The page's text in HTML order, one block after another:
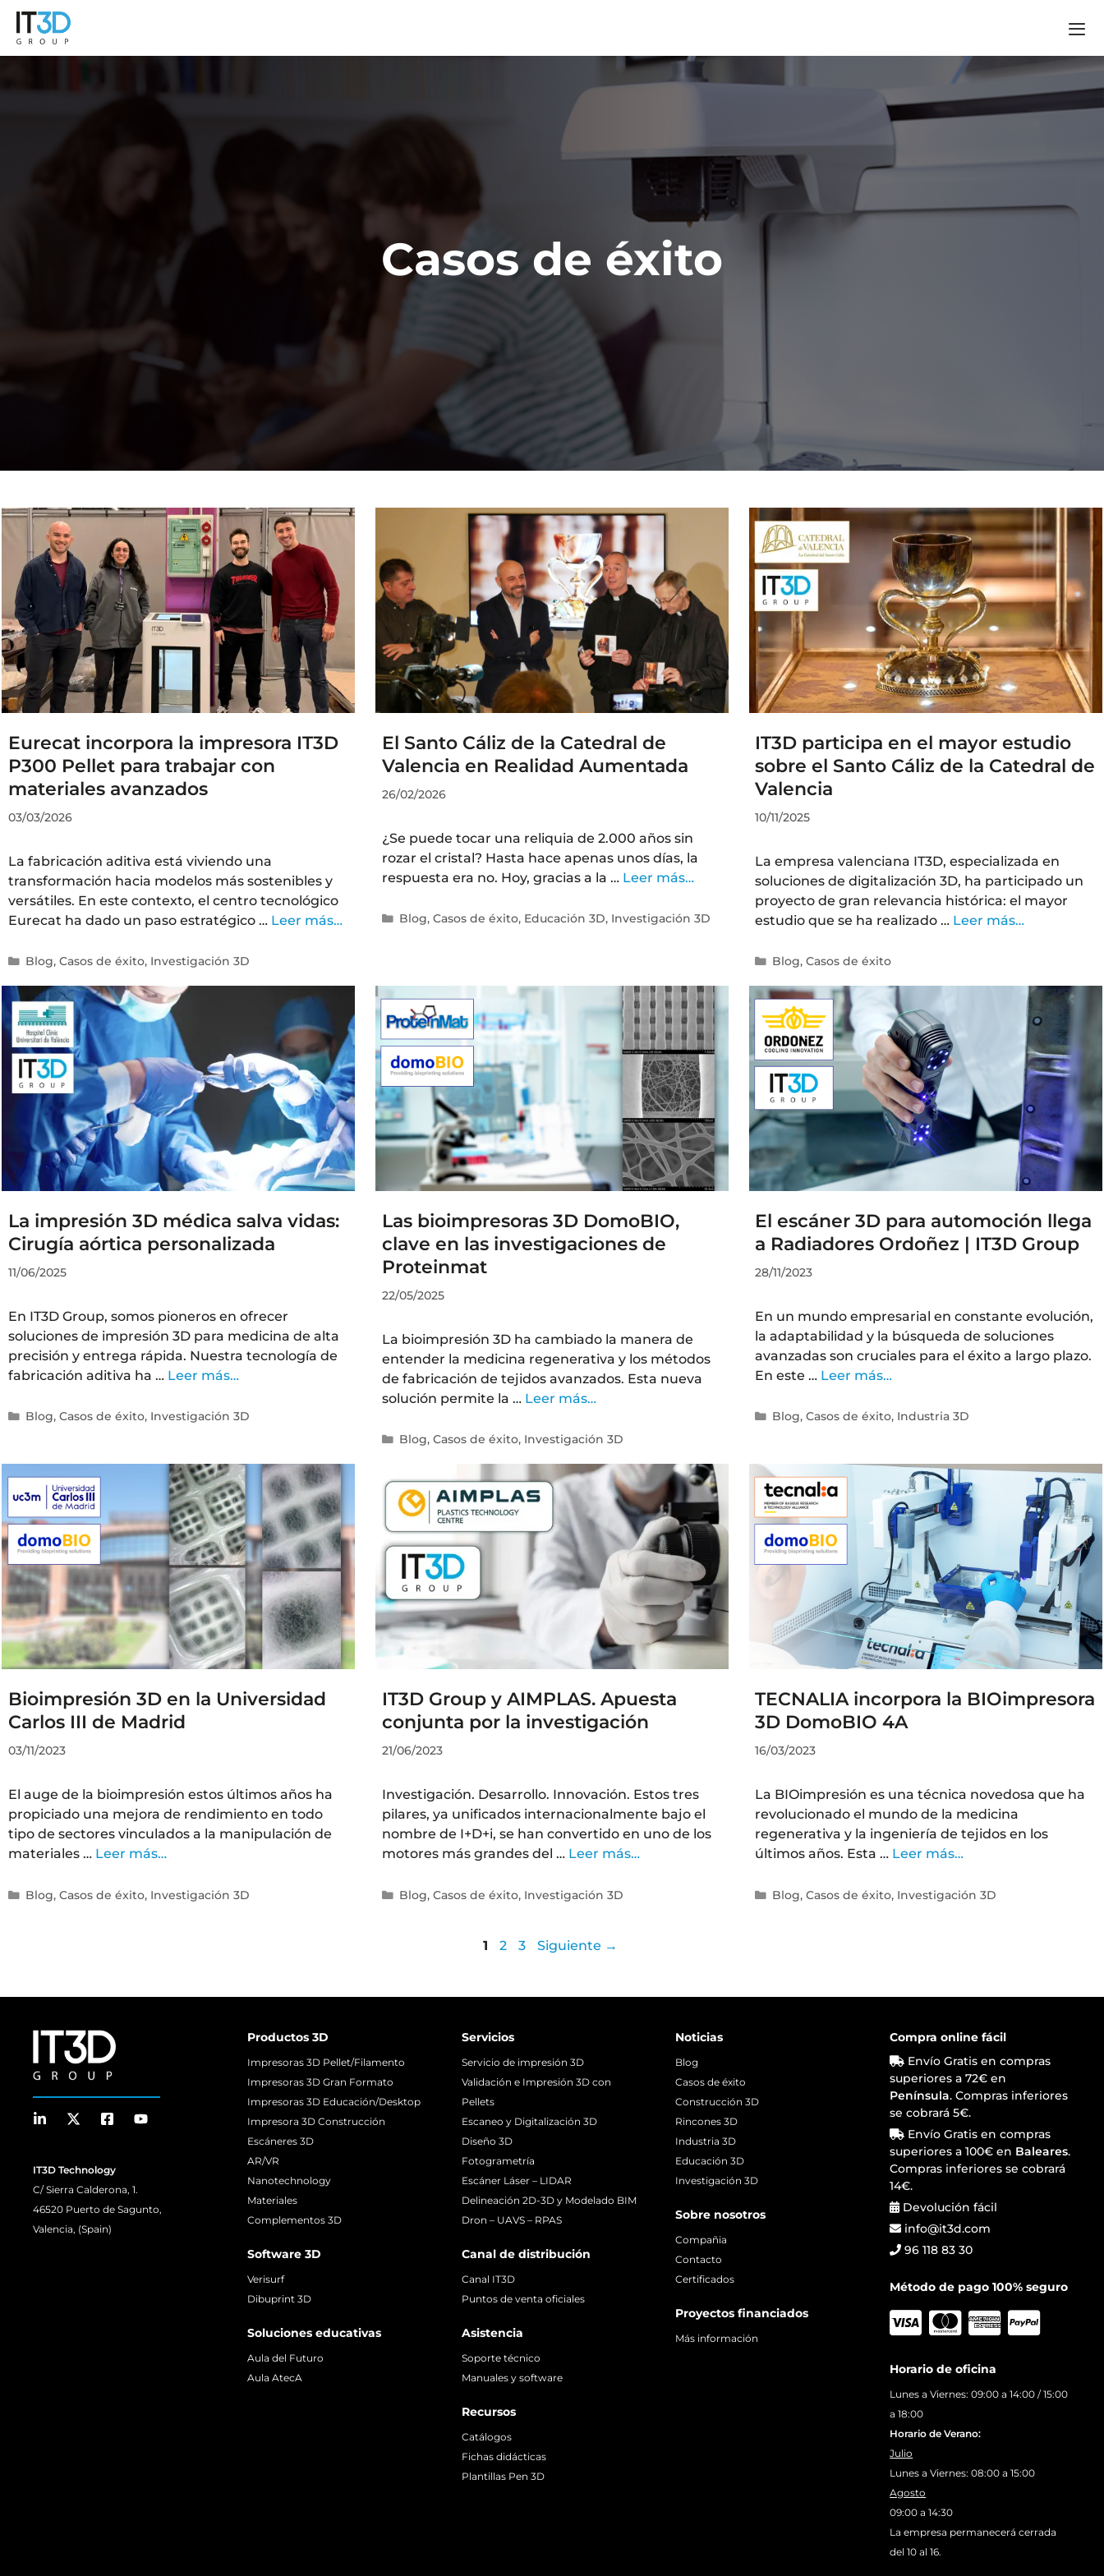
Casos de éxito
Eurecat incorpora la impresora IT3D
P300 Pellet para trabajar con
materiales avanzados
03/03/2026
La fabricación aditiva está viviendo una
transformación hacia modelos más sostenibles y
versátiles. En este contexto, el centro tecnológico
Eurecat ha dado un paso estratégico … Leer más…
Blog,Casos de éxito, Investigación 3D
El Santo Cáliz de la Catedral de
Valencia en Realidad Aumentada
26/02/2026
¿Se puede tocar una reliquia de 2.000 años sin
rozar el cristal? Hasta hace apenas unos días, la
respuesta era no. Hoy, gracias a la … Leer más…
Blog, Casos de éxito, Educación 3D, Investigación 3D
IT3D participa en el mayor estudio
sobre el Santo Cáliz de la Catedral de
Valencia
10/11/2025
La empresa valenciana IT3D, especializada en
soluciones de digitalización 3D, ha participado un
proyecto de gran relevancia histórica: el mayor
estudio que se ha realizado … Leer más…
Blog,Casos de éxito
La impresión 3D médica salva vidas:
Cirugía aórtica personalizada
11/06/2025
En IT3D Group, somos pioneros en ofrecer
soluciones de impresión 3D para medicina de alta
precisión y entrega rápida. Nuestra tecnología de
fabricación aditiva ha … Leer más…
Blog,Casos de éxito, Investigación 3D
Las bioimpresoras 3D DomoBIO,
clave en las investigaciones de
Proteinmat
22/05/2025
La bioimpresión 3D ha cambiado la manera de
entender la medicina regenerativa y los métodos
de fabricación de tejidos avanzados. Esta nueva
solución permite la … Leer más…
Blog, Casos de éxito, Investigación 3D
El escáner 3D para automoción llega
a Radiadores Ordoñez | IT3D Group
28/11/2023
En un mundo empresarial en constante evolución,
la adaptabilidad y la búsqueda de soluciones
avanzadas son cruciales para el éxito a largo plazo.
En este … Leer más…
Blog,Casos de éxito, Industria 3D
Bioimpresión 3D en la Universidad
Carlos III de Madrid
03/11/2023
El auge de la bioimpresión estos últimos años ha
propiciado una mejora de rendimiento en todo
tipo de sectores vinculados a la manipulación de
materiales … Leer más…
Blog,Casos de éxito, Investigación 3D
IT3D Group y AIMPLAS. Apuesta
conjunta por la investigación
21/06/2023
Investigación. Desarrollo. Innovación. Estos tres
pilares, ya unificados internacionalmente bajo el
nombre de I+D+i, se han convertido en uno de los
motores más grandes del … Leer más…
Blog, Casos de éxito, Investigación 3D
TECNALIA incorpora la BIOimpresora
3D DomoBIO 4A
16/03/2023
La BIOimpresión es una técnica novedosa que ha
revolucionado el mundo de la medicina
regenerativa y la ingeniería de tejidos en los
últimos años. Esta … Leer más…
Blog,Casos de éxito, Investigación 3D
1 2 3 Siguiente →
IT3D Technology
C/ Sierra Calderona, 1.
46520 Puerto de Sagunto,
Valencia, (Spain)
Productos 3D
Impresoras 3D Pellet/Filamento
Impresoras 3D Gran Formato
Impresoras 3D Educación/Desktop
Impresora 3D Construcción
Escáneres 3D
AR/VR
Nanotechnology
Materiales
Complementos 3D
Software 3D
Verisurf
Dibuprint 3D
Soluciones educativas
Aula del Futuro
Aula AtecA
Servicios
Servicio de impresión 3D
Validación e Impresión 3D con
Pellets
Escaneo y Digitalización 3D
Diseño 3D
Fotogrametría
Escáner Láser – LIDAR
Delineación 2D-3D y Modelado BIM
Dron – UAVS – RPAS
Canal de distribución
Canal IT3D
Puntos de venta oficiales
Asistencia
Soporte técnico
Manuales y software
Recursos
Catálogos
Fichas didácticas
Plantillas Pen 3D
Noticias
Blog
Casos de éxito
Construcción 3D
Rincones 3D
Industria 3D
Educación 3D
Investigación 3D
Sobre nosotros
Compañia
Contacto
Certificados
Proyectos financiados
Más información
Compra online fácil
Envío Gratis en compras
superiores a 72€ en
Península. Compras inferiores
se cobrará 5€.
Envío Gratis en compras
superiores a 100€ en Baleares.
Compras inferiores se cobrará
14€.
Devolución fácil
info@it3d.com
96 118 83 30
Método de pago 100% seguro
Horario de oficina
Lunes a Viernes: 09:00 a 14:00 / 15:00
a 18:00
Horario de Verano:
Julio
Lunes a Viernes: 08:00 a 15:00
Agosto
09:00 a 14:30
La empresa permanecerá cerrada
del 10 al 16.